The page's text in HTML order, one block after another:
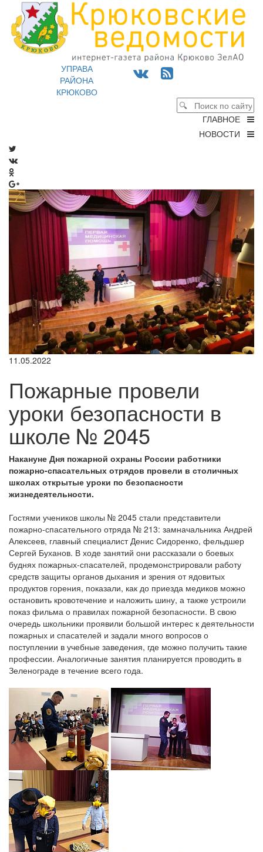
УПРАВА
РАЙОНА
КРЮКОВО
ГЛАВНОЕ
НОВОСТИ
11.05.2022
Пожарные провели
уроки безопасности в
школе № 2045
Накануне Дня пожарной охраны России работники
пожарно-спасательных отрядов провели в столичных
школах открытые уроки по безопасности
жизнедеятельности.
Гостями учеников школы № 2045 стали представители
пожарно-спасательного отряда № 213: замначальника Андрей
Алексеев, главный специалист Денис Сидоренко, фельдшер
Сергей Буханов. В ходе занятий они рассказали о боевых
буднях пожарных-спасателей, продемонстрировали работу
средств защиты органов дыхания и зрения от ядовитых
продуктов горения, показали, как до приезда медиков можно
остановить кровотечение и наложить шину, а также устроили
показ фильма о правилах пожарной безопасности. В свою
очередь школьники проявили большой интерес к деятельности
пожарных и спасателей и задали много вопросов о
поступлении в учебные заведения, где можно получить такие
профессии. Аналогичные занятия планируется проводить в
Зеленограде в течение всего года.